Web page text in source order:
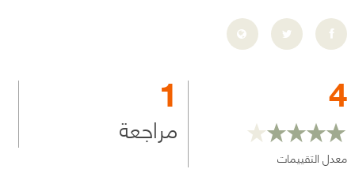
4
معدل التقييمات
1
مراجعة